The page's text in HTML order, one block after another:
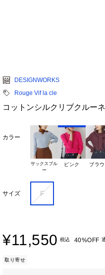
DESIGNWORKS
Rouge Vif la cle
コットンシルクリブクルー
カラー
サックスブル
ー
ピンク ブラ
サイズ F
¥11,550 税込 40%OFF
取り寄せ